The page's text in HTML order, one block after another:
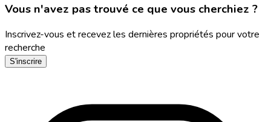
Vous n'avez pas trouvé ce que vous cherchiez ?
Inscrivez-vous et recevez les dernières propriétés pour votre
recherche
S'inscrire